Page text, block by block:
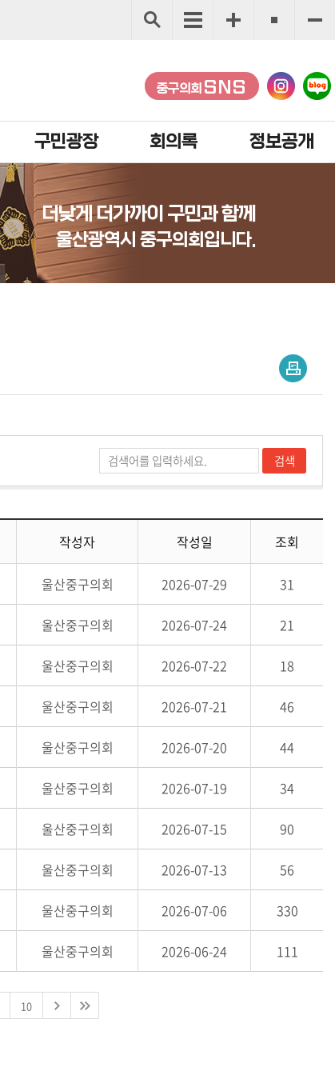
구민광장 회의록 정보공개
중구의회 SNS
더낮게 더가까이 구민과 함께
울산광역시 중구의회입니다.
작성자 작성일 조회
울산중구의회 2026-07-29 31
울산중구의회 2026-07-24 21
울산중구의회 2026-07-22 18
울산중구의회 2026-07-21 46
울산중구의회 2026-07-20 44
울산중구의회 2026-07-19 34
울산중구의회 2026-07-15 90
울산중구의회 2026-07-13 56
울산중구의회 2026-07-06 330
울산중구의회 2026-06-24 111
10